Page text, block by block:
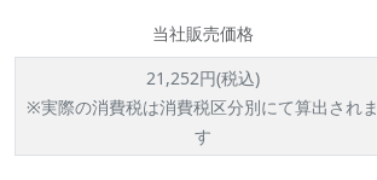
当社販売価格
21,252円(税込)
※実際の消費税は消費税区分別にて算出されま
す